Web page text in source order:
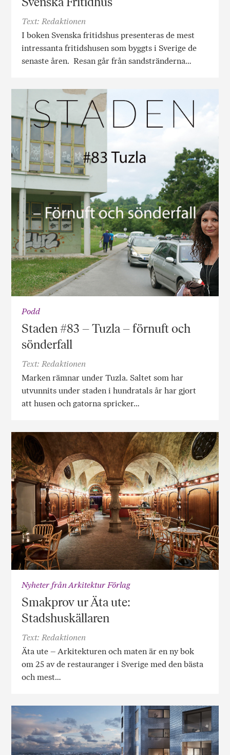
Text: Redaktionen
I boken Svenska fritidshus presenteras de mest
intressanta fritidshusen som byggts i Sverige de
senaste åren. Resan går från sandstränderna…
Podd
Staden #83 – Tuzla – förnuft och
sönderfall
Text: Redaktionen
Marken rämnar under Tuzla. Saltet som har
utvunnits under staden i hundratals år har gjort
att husen och gatorna spricker…
Nyheter från Arkitektur Förlag
Smakprov ur Äta ute:
Stadshuskällaren
Text: Redaktionen
Äta ute – Arkitekturen och maten är en ny bok
om 25 av de restauranger i Sverige med den bästa
och mest…